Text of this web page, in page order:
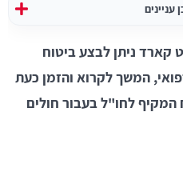
קארד ניתן לבצע ביטוח
המשך לקרוא והזמן כעת
המקיף לחו"ל בעבור חולים